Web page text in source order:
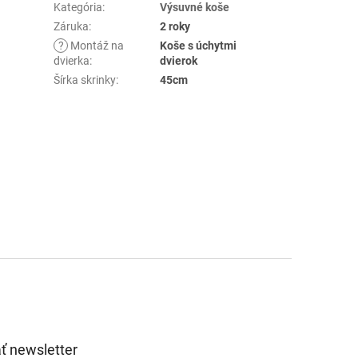
Kategória:
Výsuvné koše
Záruka:
2 roky
?
Montáž na
dvierka:
Koše s úchytmi
dvierok
Šírka skrinky: 45cm
newsletter